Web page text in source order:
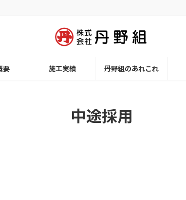
要 施工実績 丹野組のあれこれ
中途採用